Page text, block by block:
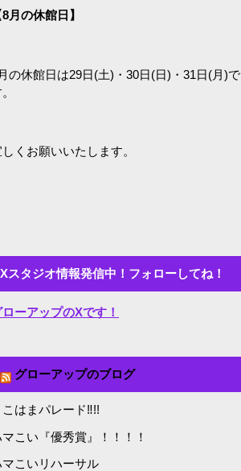
8月の休館日】
の休館日は29日(土)・30日(日)・31日(月)で
くお願いいたします。
Xスタジオ情報発信中！フォローしてね！
ーアップのXです！
グローアップのブログ
こはまパレード‼︎!!
こい『優秀賞』！！！！
マこいリハーサル